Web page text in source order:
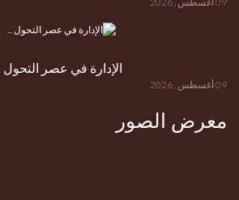
الإدارة في عصر التحول ...
09 أغسطس , 2026
معرض الصور